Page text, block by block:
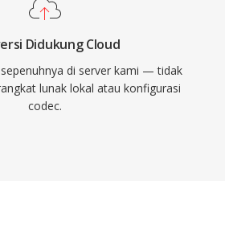
Didukung Cloud
di server kami — tidak
lunak lokal atau konfigurasi
codec.